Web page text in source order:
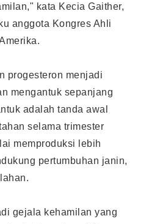
kata Kecia Gaither,
anggota Kongres Ahli
progesteron menjadi
mengantuk sepanjang
adalah tanda awal
selama trimester
memproduksi lebih
pertumbuhan janin,
gejala kehamilan yang